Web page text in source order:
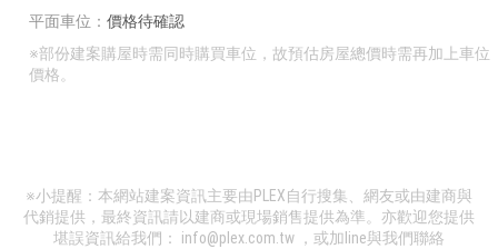
平面車位
價格待確認
※部份建案購屋時需同時購買車位，故預估房屋總價時需再加上車位
價格。
※小提醒：本網站建案資訊主要由PLEX自行搜集、網友或由建商與
代銷提供，最終資訊請以建商或現場銷售提供為準。亦歡迎您提供
堪誤資訊給我們： info@plex.com.tw ，或加line與我們聯絡